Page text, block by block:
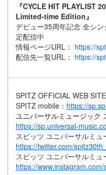
『CYCLE HIT PLAYLIST
Limited-time Edition』
デビュー35周年記念 全シ
定配信中
情報ページURL： https://
配信先一覧URL： https://
SPITZ OFFICIAL WEB SITE
SPITZ mobile： https://
ユニバーサルミュージック
https://sp.universal-
スピッツ ユニバーサルミュ
https://twitter.com/
スピッツ ユニバーサルミュ
https://